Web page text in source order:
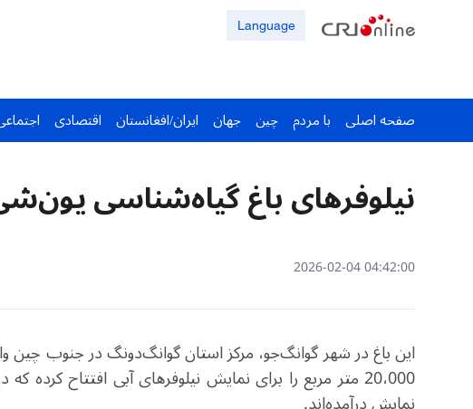
Language
صفحه اصلی با مردم چین جهان ایران/افغانستان اقتصادی
نیلوفرهای باغ گیاه‌شناسی
04:42:00 2026-02-04
این باغ در شهر گوانگ‌جو، مرکز استان گوانگ‌دونگ در جنوب
20،000 متر مربع را برای نمایش نیلوفرهای آبی افتتاح